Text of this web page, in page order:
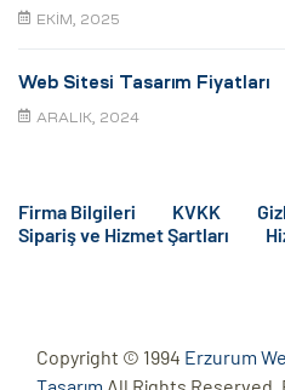
EKIM, 2025
Web Sitesi Tasarım Fiyatları
ARALIK, 2024
Firma Bilgileri KVKK
Sipariş ve Hizmet Şartları
Copyright © 1994 Erzurum